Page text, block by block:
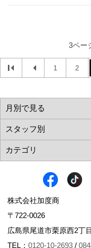
3ペー
1 2
株式会社加度商
〒722-0026
広島県尾道市栗原西2丁
TEL： 0120-10-2693 /